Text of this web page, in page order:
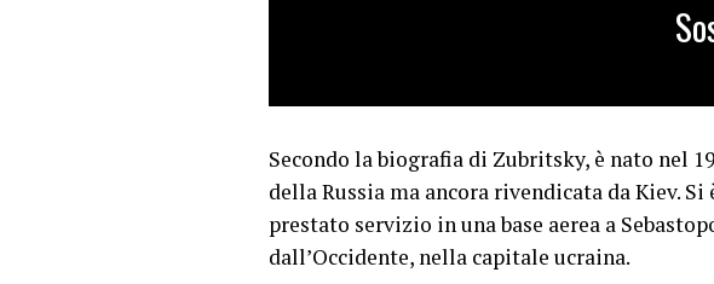
Secondo la biografia di Zubritsky, è nato nel
della Russia ma ancora rivendicata da Kiev.
prestato servizio in una base aerea a
dall’Occidente, nella capitale ucraina.